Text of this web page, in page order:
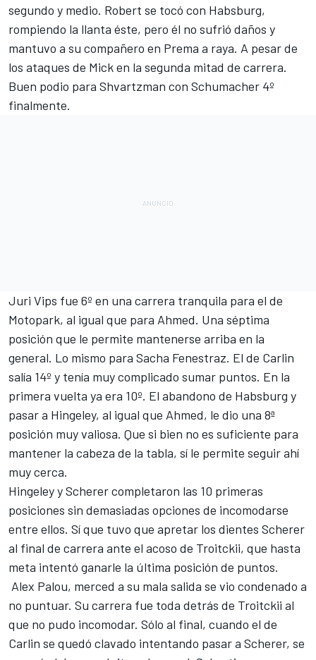
segundo y medio. Robert se tocó con Habsburg,
rompiendo la llanta éste, pero él no sufrió daños y
mantuvo a su compañero en Prema a raya. A pesar de
los ataques de Mick en la segunda mitad de carrera.
Buen podio para Shvartzman con Schumacher 4º
finalmente.
Juri Vips fue 6º en una carrera tranquila para el de
Motopark, al igual que para Ahmed. Una séptima
posición que le permite mantenerse arriba en la
general. Lo mismo para Sacha Fenestraz. El de Carlin
salía 14º y tenía muy complicado sumar puntos. En la
primera vuelta ya era 10º. El abandono de Habsburg y
pasar a Hingeley, al igual que Ahmed, le dio una 8ª
posición muy valiosa. Que si bien no es suficiente para
mantener la cabeza de la tabla, sí le permite seguir ahí
muy cerca.
Hingeley y Scherer completaron las 10 primeras
posiciones sin demasiadas opciones de incomodarse
entre ellos. Sí que tuvo que apretar los dientes Scherer
al final de carrera ante el acoso de Troitckii, que hasta
meta intentó ganarle la última posición de puntos.
Alex Palou, merced a su mala salida se vio condenado a
no puntuar. Su carrera fue toda detrás de Troitckii al
que no pudo incomodar. Sólo al final, cuando el de
Carlin se quedó clavado intentando pasar a Scherer, se